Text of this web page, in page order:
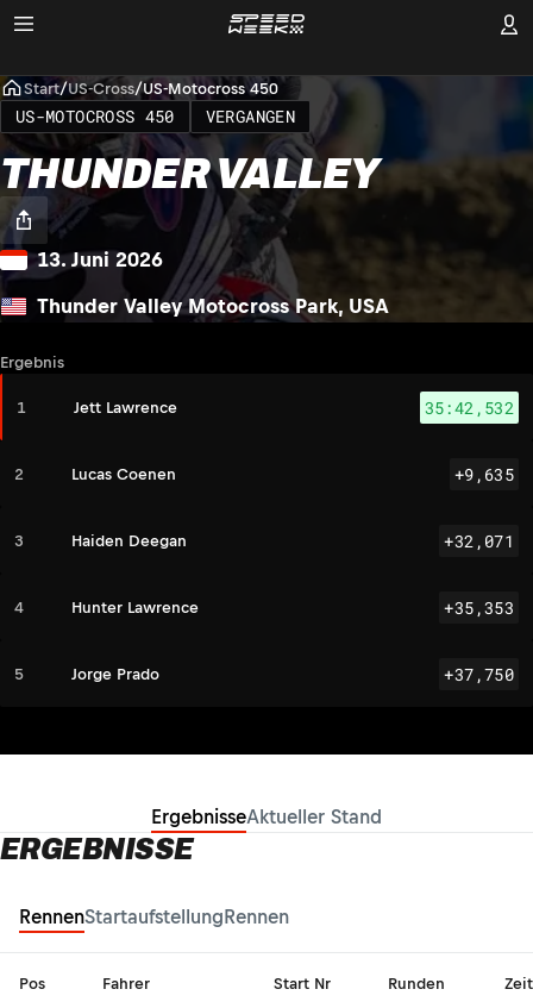
Start/US-Cross/US-Motocross 450
US-MOTOCROSS 450 VERGANGEN
THUNDER VALLEY
13. Juni 2026
Thunder Valley Motocross Park, USA
Ergebnis
1 JL
Jett Lawrence 35:42,532
2 Lucas Coenen +9,635
3 Haiden Deegan +32,071
4 Hunter Lawrence +35,353
5 Jorge Prado +37,750
ErgebnisseAktueller Stand
ERGEBNISSE
RennenStartaufstellungRennen
Pos Fahrer Start Nr Runden Zeit